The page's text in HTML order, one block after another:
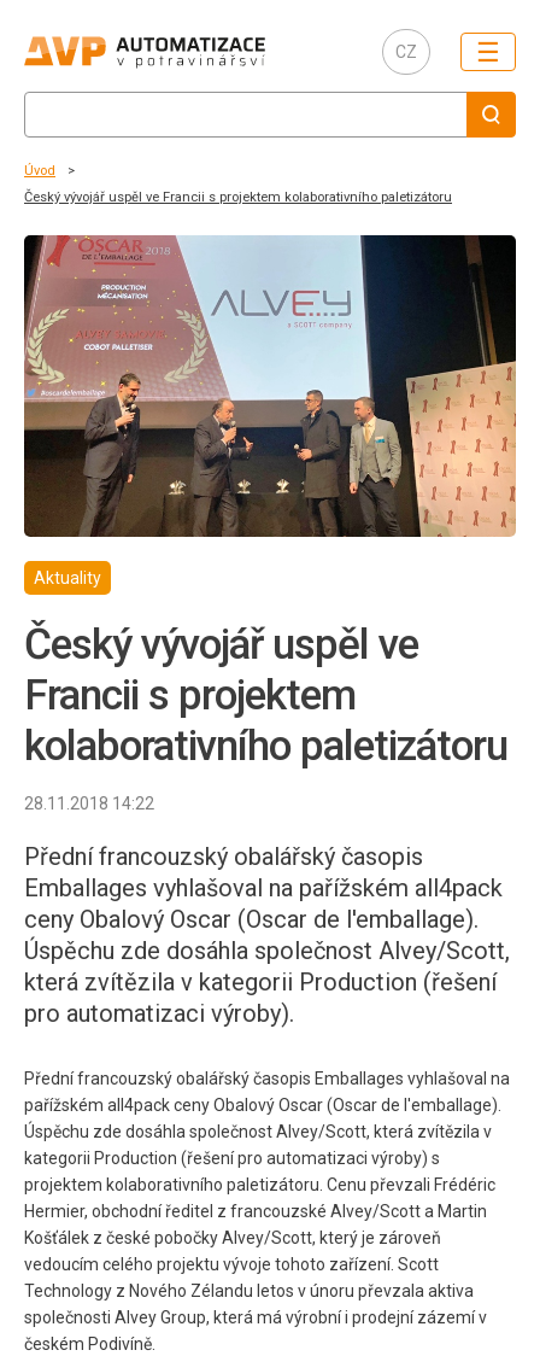
CZ ☰
Úvod
Český vývojář uspěl ve Francii s projektem kolaborativního paletizátoru
Aktuality
Český vývojář uspěl ve
Francii s projektem
kolaborativního paletizátoru
28.11.2018 14:22
Přední francouzský obalářský časopis
Emballages vyhlašoval na pařížském all4pack
ceny Obalový Oscar (Oscar de l'emballage).
Úspěchu zde dosáhla společnost Alvey/Scott,
která zvítězila v kategorii Production (řešení
pro automatizaci výroby).
Přední francouzský obalářský časopis Emballages vyhlašoval na
pařížském all4pack ceny Obalový Oscar (Oscar de l'emballage).
Úspěchu zde dosáhla společnost Alvey/Scott, která zvítězila v
kategorii Production (řešení pro automatizaci výroby) s
projektem kolaborativního paletizátoru. Cenu převzali Frédéric
Hermier, obchodní ředitel z francouzské Alvey/Scott a Martin
Košťálek z české pobočky Alvey/Scott, který je zároveň
vedoucím celého projektu vývoje tohoto zařízení. Scott
Technology z Nového Zélandu letos v únoru převzala aktiva
společnosti Alvey Group, která má výrobní i prodejní zázemí v
českém Podivíně.